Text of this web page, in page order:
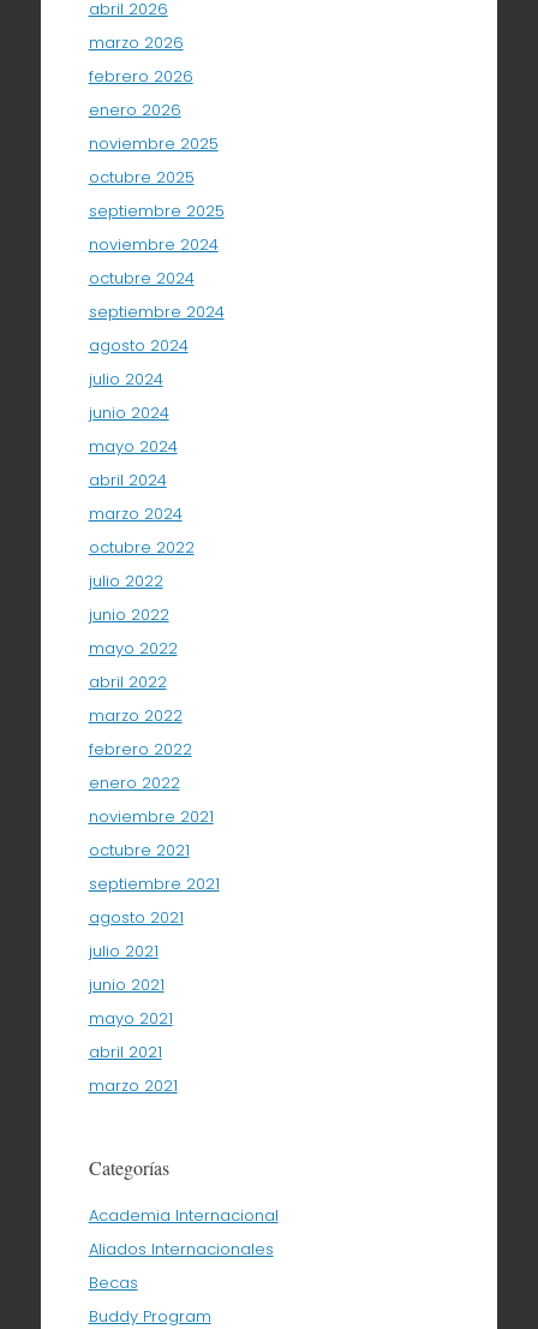
abril 2026
marzo 2026
febrero 2026
enero 2026
noviembre 2025
octubre 2025
septiembre 2025
noviembre 2024
octubre 2024
septiembre 2024
agosto 2024
julio 2024
junio 2024
mayo 2024
abril 2024
marzo 2024
octubre 2022
julio 2022
junio 2022
mayo 2022
abril 2022
marzo 2022
febrero 2022
enero 2022
noviembre 2021
octubre 2021
septiembre 2021
agosto 2021
julio 2021
junio 2021
mayo 2021
abril 2021
marzo 2021
Categorías
Academia Internacional
Aliados Internacionales
Becas
Buddy Program